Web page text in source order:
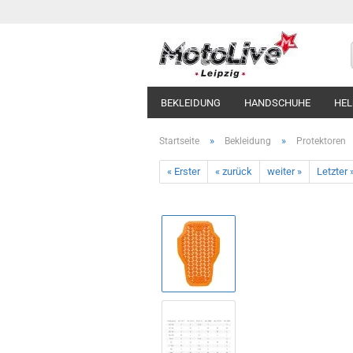
BEKLEIDUNG HANDSCHUHE
Startseite » Bekleidung » Protektoren
« Erster « zurück weiter » Letzter